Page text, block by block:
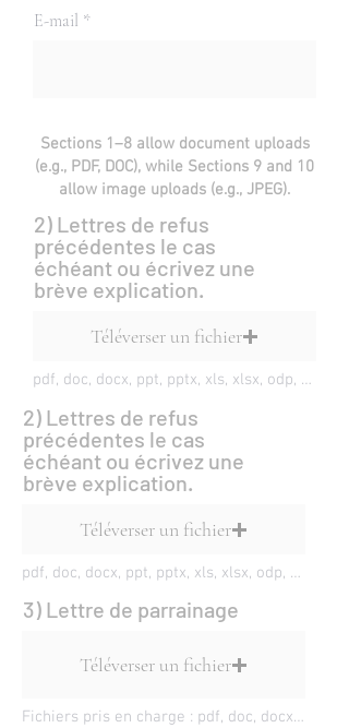
E-mail
Sections 1–8 allow document uploads
(e.g., PDF, DOC), while Sections 9 and 10
allow image uploads (e.g., JPEG).
2) Lettres de refus
précédentes le cas
échéant ou écrivez une
brève explication.
Téléverser un fichier
pdf, doc, docx, ppt, pptx, xls, xlsx, odp, odt, epub
2) Lettres de refus
précédentes le cas
échéant ou écrivez une
brève explication.
Téléverser un fichier
pdf, doc, docx, ppt, pptx, xls, xlsx, odp, odt, epub
3) Lettre de parrainage
Téléverser un fichier
Fichiers pris en charge : pdf, doc, docx, ppt, pptx, xls, xlsx, odp, odt, epub